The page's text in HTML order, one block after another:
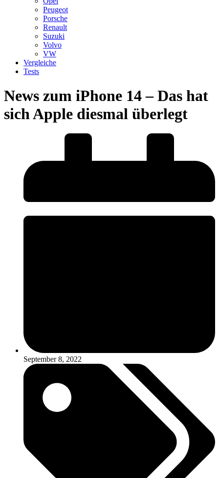
Peugeot
Porsche
Renault
Suzuki
Volvo
VW
Vergleiche
Tests
News zum iPhone 14 – Das hat
sich Apple diesmal überlegt
September 8, 2022